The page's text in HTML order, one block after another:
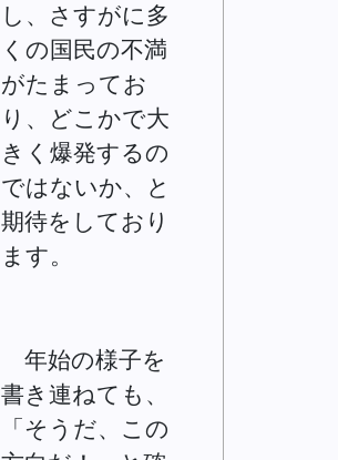
し、さすがに多
くの国民の不満
がたまってお
り、どこかで大
きく爆発するの
ではないか、と
期待をしており
ます。
年始の様子を
書き連ねても、
「そうだ、この